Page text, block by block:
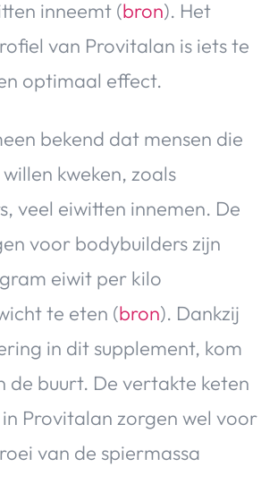
inneemt (bron). Het
van Provitalan is iets te
optimaal effect.
bekend dat mensen die
kweken, zoals
veel eiwitten innemen. De
voor bodybuilders zijn
eiwit per kilo
te eten (bron). Dankzij
in dit supplement, kom
de buurt. De vertakte keten
Provitalan zorgen wel voor
van de spiermassa